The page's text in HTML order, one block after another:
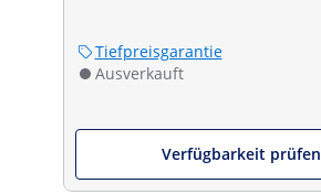
Tiefpreisgarantie
Ausverkauft
Verfügbarkeit prüfen